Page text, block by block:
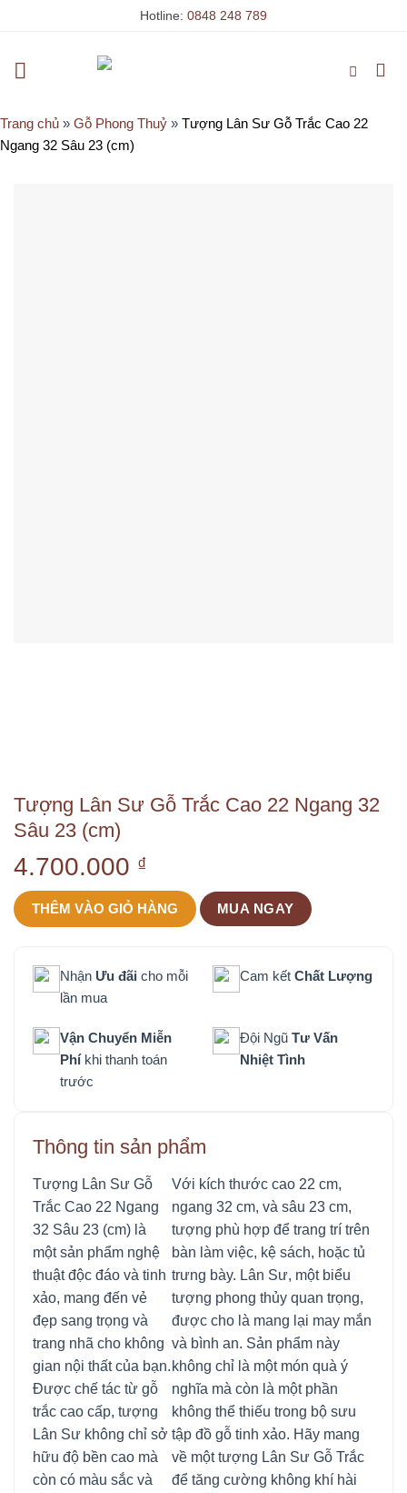
Hotline: 0848 248 789
Trang chủ » Gỗ Phong Thuỷ » Tượng Lân Sư Gỗ Trắc Cao 22
Ngang 32 Sâu 23 (cm)
Tượng Lân Sư Gỗ Trắc Cao 22 Ngang 32
Sâu 23 (cm)
4.700.000 ₫
THÊM VÀO GIỎ HÀNG MUA NGAY
Nhận Ưu đãi cho mỗi
lần mua
Cam kết Chất Lượng
Vận Chuyển Miễn
Phíkhi thanh toán
trước
Đội Ngũ Tư Vấn
Nhiệt Tình
Thông tin sản phẩm
Tượng Lân Sư Gỗ
Trắc Cao 22 Ngang
32 Sâu 23 (cm) là
một sản phẩm nghệ
thuật độc đáo và tinh
xảo, mang đến vẻ
đẹp sang trọng và
trang nhã cho không
gian nội thất của bạn.
Được chế tác từ gỗ
trắc cao cấp, tượng
Lân Sư không chỉ sở
hữu độ bền cao mà
còn có màu sắc và
Với kích thước cao 22 cm,
ngang 32 cm, và sâu 23 cm,
tượng phù hợp để trang trí trên
bàn làm việc, kệ sách, hoặc tủ
trưng bày. Lân Sư, một biểu
tượng phong thủy quan trọng,
được cho là mang lại may mắn
và bình an. Sản phẩm này
không chỉ là một món quà ý
nghĩa mà còn là một phần
không thể thiếu trong bộ sưu
tập đồ gỗ tinh xảo. Hãy mang
về một tượng Lân Sư Gỗ Trắc
để tăng cường không khí hài